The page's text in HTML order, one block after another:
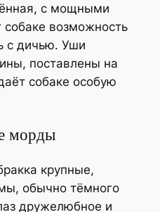
с мощными
возможность
с дичью. Уши
поставлены на
собаке особую
морды
крупные,
обычно тёмного
дружелюбное и